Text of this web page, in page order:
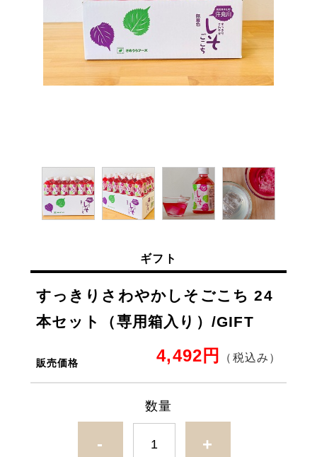
ギフト
すっきりさわやかしそごこち 24
本セット（専用箱入り）/GIFT
販売価格 4,492円 （税込み）
数量
- +